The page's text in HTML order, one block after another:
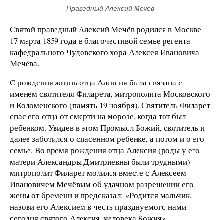
Праведный Алексий Мечев
Святой праведный Алексий Мечёв родился в Москве
17 марта 1859 года в благочестивой семье регента
кафедрального Чудовского хора Алексея Ивановича
Мечёва.
С рождения жизнь отца Алексия была связана с
именем святителя Филарета, митрополита Московского
и Коломенского (память 19 ноября). Святитель Филарет
спас его отца от смерти на морозе, когда тот был
ребенком. Увидев в этом Промысл Божий, святитель и
далее заботился о спасенном ребенке, а потом и о его
семье. Во время рождения отца Алексия (роды у его
матери Александры Дмитриевны были трудными)
митрополит Филарет молился вместе с Алексеем
Ивановичем Мечёвым об удачном разрешении его
жены от бремени и предсказал: «Родится мальчик,
назови его Алексием в честь празднуемого нами